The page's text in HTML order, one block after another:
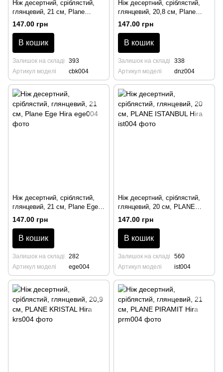
Ніж десертний, сріблястий,
глянцевий, 21 см, Plane
Chubuk Hira
147.00 грн
В кошик
Залишок на складі
393
Артикул моделі
cbk004
Ніж десертний, сріблястий,
глянцевий, 20,8 см, Plane
Deniz Hira
147.00 грн
В кошик
Залишок на складі
338
Артикул моделі
dnz004
Ніж десертний, сріблястий,
глянцевий, 21 см, Plane Ege
Hira
147.00 грн
В кошик
Залишок на складі
282
Артикул моделі
ege004
Ніж десертний, сріблястий,
глянцевий, 20 см, PLANE
ISTANBUL Hira
147.00 грн
В кошик
Залишок на складі
560
Артикул моделі
ist004